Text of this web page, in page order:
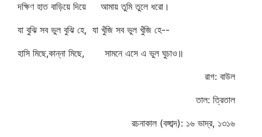
দক্ষিণ হাত বাড়িয়ে দিয়ে আমায় তুমি তুলে ধরো।
যা বুঝি সব ভুল বুঝি হে, যা খুঁজি সব ভুল খুঁজি হে--
হাসি মিছে,কান্না মিছে, সামনে এসে এ ভুল ঘুচাও॥
রাগ: বাউল
তাল: ত্রিতাল
রচনাকাল (বঙ্গাব্দ): ১৬ ভাদ্র, ১৩১৬